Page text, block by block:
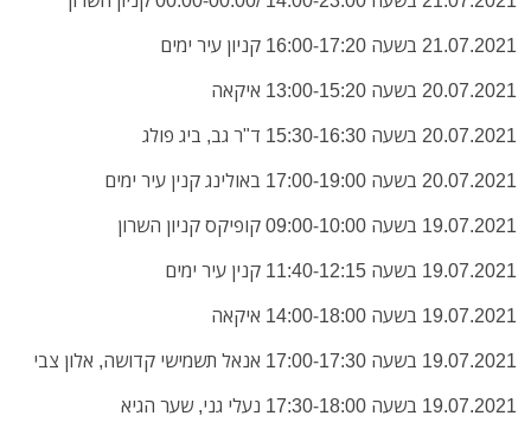
21.07.2021 בשעה 16:00-17:20 קניון עיר ימים
20.07.2021 בשעה 13:00-15:20
איקאה
20.07.2021 בשעה 15:30-16:30 ד"ר גב, ביג פולג
20.07.2021 בשעה 17:00-19:00 באולינג קנין עיר ימים
19.07.2021 בשעה 09:00-10:00 קופיקס קניון השרון
19.07.2021 בשעה 11:40-12:15 קנין עיר ימים
19.07.2021 בשעה 14:00-18:00
איקאה
19.07.2021 בשעה 17:00-17:30
אנאל תשמישי קדושה, אלון צבי
19.07.2021 בשעה 17:30-18:00 נעלי גני, שער הגיא